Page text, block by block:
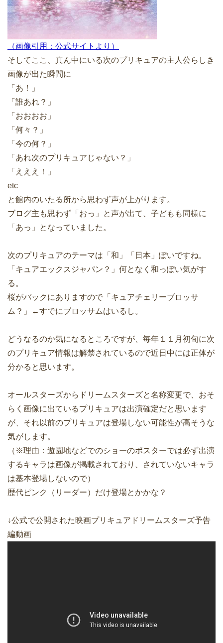
（画像引用：公式サイトより）
そしてここ、真ん中にいる次のプリキュアの主人公らしき
画像が出た瞬間に
「あ！」
「誰あれ？」
「おおおお」
「何々？」
「今の何？」
「あれ次のプリキュアじゃない？」
「えええ！」
etc
と館内のいたる所から思わず声が上がります。
ブログ主も思わず「おっ」と声が出て、子どもも同様に
「あっ」となっていました。
次のプリキュアのテーマは「和」「日本」ぽいですね。
「キュアエックスジャパン？」何となく和っぽい気がす
る。
桜がバックにありますので「キュアチェリーブロッサ
ム？」←すでにブロッサムはいるし。
どうなるのか気になるところですが、毎年１１月初旬に次
のプリキュア情報は解禁されているので近日中には正体が
分かると思います。
オールスターズからドリームスターズと名称変更で、おそ
らく画像に出ているプリキュアは出演確定だと思います
が、それ以前のプリキュアは登場しない可能性が高そうな
気がします。
（※理由：遊園地などでのショーのポスターでは必ず出演
するキャラは画像が掲載されており、されていないキャラ
は基本登場しないので）
歴代ピンク（リーダー）だけ登場とかかな？
↓公式で公開された映画プリキュアドリームスターズ予告
編動画